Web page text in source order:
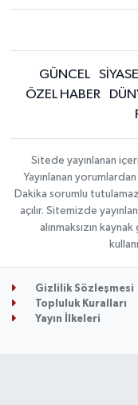
GÜNCEL
ÖZEL HABER
Sitede yayınlanan
Yayınlanan
Dakika sorumlu
açılır. Sitemizde
alınmaksızın
Gizlilik Sözleşmesi
Topluluk Kuralları
Yayın İlkeleri